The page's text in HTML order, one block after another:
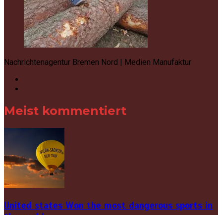
Nachrichtenagentur Bremen Nord | Medien Manufaktur
Meist kommentiert
United states Won the most dangerous sports in